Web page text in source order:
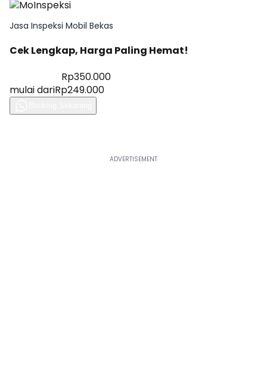
Jasa Inspeksi Mobil Bekas
Cek Lengkap, Harga Paling Hemat!
Rp350.000
mulai dariRp249.000